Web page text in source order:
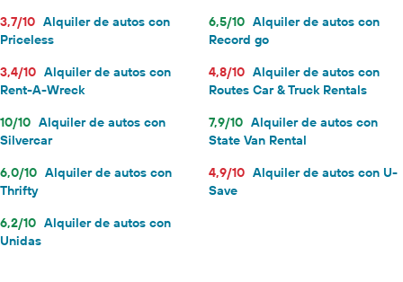
3,7/10 Alquiler de autos con
Priceless
6,5/10 Alquiler de autos con
Record go
3,4/10 Alquiler de autos con
Rent-A-Wreck
4,8/10 Alquiler de autos con
Routes Car & Truck Rentals
10/10 Alquiler de autos con
Silvercar
7,9/10 Alquiler de autos con
State Van Rental
6,0/10 Alquiler de autos con
Thrifty
4,9/10 Alquiler de autos con U-
Save
6,2/10 Alquiler de autos con
Unidas